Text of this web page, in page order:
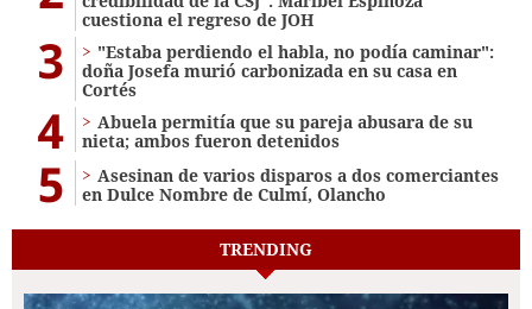
cuestiona el regreso de JOH
3
"Estaba perdiendo el habla, no podía caminar":
doña Josefa murió carbonizada en su casa en
Cortés
4
Abuela permitía que su pareja abusara de su
nieta; ambos fueron detenidos
5
Asesinan de varios disparos a dos comerciantes
en Dulce Nombre de Culmí, Olancho
TRENDING